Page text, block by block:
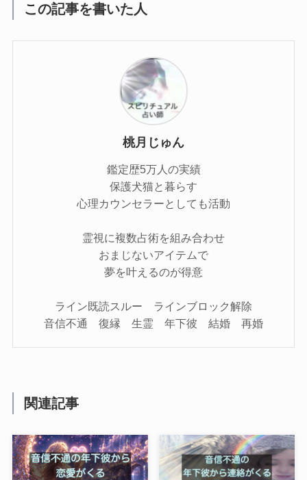
この記事を書いた人
桃月じゅん
鑑定歴5万人の実績
保護犬猫と暮らす
心理カウンセラーとしても活動
霊視に複数占術を組み合わせ
おまじないアイテムで
夢を叶えるのが得意
ライン既読スルー ラインブロック解除
音信不通 復縁 生霊 年下彼 結婚 再婚
関連記事